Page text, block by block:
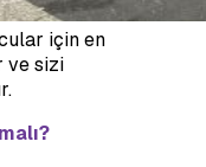
için en
ve sizi